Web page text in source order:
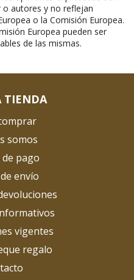
autores y no reflejan
o la Comisión Europea.
Europea pueden ser
de las mismas.
TIENDA
somos
de pago
envío
vigentes
regalo